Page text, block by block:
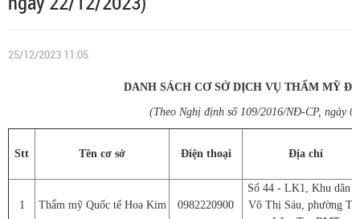
25/12/2023 11:05
DANH SÁCH CƠ SỞ DỊCH VỤ THẨM MỸ
(Theo Nghị định số 109/2016/NĐ-CP, ngày
Stt Tên cơ sở Điện thoại Địa chỉ
1 Thẩm mỹ Quốc tế Hoa Kim 0982220900
Số 44 - LK1, Khu dân
Võ Thị Sáu, phường